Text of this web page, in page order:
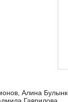
Алина